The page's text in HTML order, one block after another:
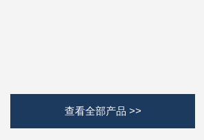
查看全部产品 >>